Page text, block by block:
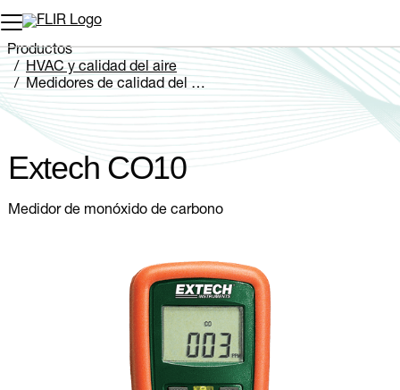
Productos
HVAC y calidad del aire
Medidores de calidad del aire
Extech CO10
Extech CO10
Medidor de monóxido de carbono